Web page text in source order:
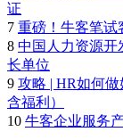
证
7 重磅！牛客笔试
8 中国人力资源开
长单位
9 攻略 | HR如何
含福利）
10 牛客企业服务